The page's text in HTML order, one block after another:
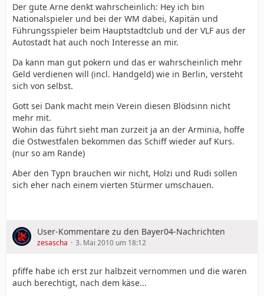
Der gute Arne denkt wahrscheinlich: Hey ich bin
Nationalspieler und bei der WM dabei, Kapitän und
Führungsspieler beim Hauptstadtclub und der VLF aus der
Autostadt hat auch noch Interesse an mir.
Da kann man gut pokern und das er wahrscheinlich mehr
Geld verdienen will (incl. Handgeld) wie in Berlin, versteht
sich von selbst.
Gott sei Dank macht mein Verein diesen Blödsinn nicht
mehr mit.
Wohin das führt sieht man zurzeit ja an der Arminia, hoffe
die Ostwestfalen bekommen das Schiff wieder auf Kurs.
(nur so am Rande)
Aber den Typn brauchen wir nicht, Holzi und Rudi sollen
sich eher nach einem vierten Stürmer umschauen.
User-Kommentare zu den Bayer04-Nachrichten
zesascha 3. Mai 2010 um 18:12
pfiffe habe ich erst zur halbzeit vernommen und die waren
auch berechtigt, nach dem käse...